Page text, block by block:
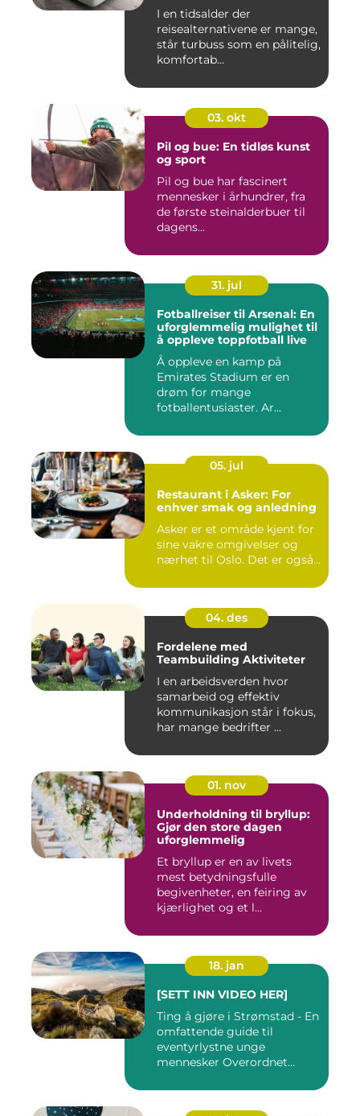
I en tidsalder der
reisealternativene er mange,
står turbuss som en pålitelig,
komfortab...
03. okt
Pil og bue: En tidløs kunst
og sport
Pil og bue har fascinert
mennesker i århundrer, fra
de første steinalderbuer til
dagens...
31. jul
Fotballreiser til Arsenal: En
uforglemmelig mulighet til
å oppleve toppfotball live
Å oppleve en kamp på
Emirates Stadium er en
drøm for mange
fotballentusiaster. Ar...
05. jul
Restaurant i Asker: For
enhver smak og anledning
Asker er et område kjent for
sine vakre omgivelser og
nærhet til Oslo. Det er også...
04. des
Fordelene med
Teambuilding Aktiviteter
I en arbeidsverden hvor
samarbeid og effektiv
kommunikasjon står i fokus,
har mange bedrifter ...
01. nov
Underholdning til bryllup:
Gjør den store dagen
uforglemmelig
Et bryllup er en av livets
mest betydningsfulle
begivenheter, en feiring av
kjærlighet og et l...
18. jan
[SETT INN VIDEO HER]
Ting å gjøre i Strømstad - En
omfattende guide til
eventyrlystne unge
mennesker Overordnet